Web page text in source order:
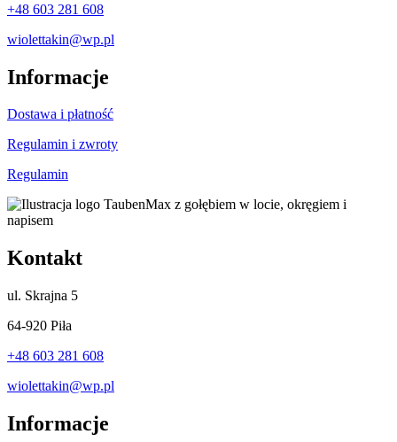
+48 603 281 608
wiolettakin@wp.pl
Informacje
Dostawa i płatność
Regulamin i zwroty
Regulamin
Kontakt
ul. Skrajna 5
64-920 Piła
+48 603 281 608
wiolettakin@wp.pl
Informacje